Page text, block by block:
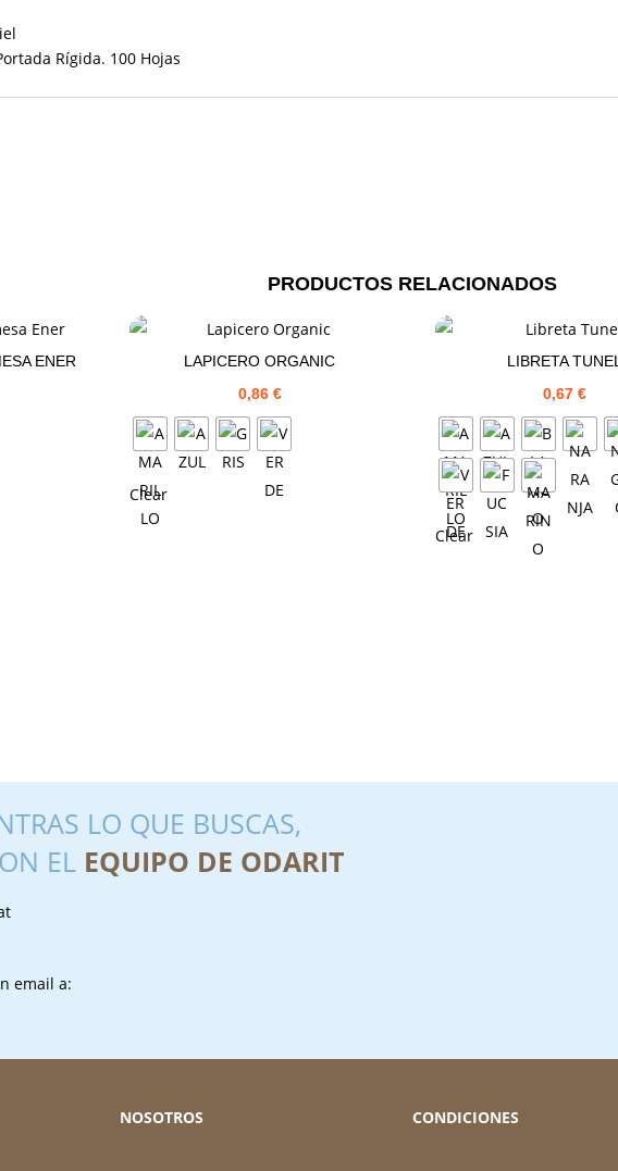
Rígida. 100 Hojas
PRODUCTOS RELACIONADOS
ENER
LAPICERO ORGANIC
0,86 €
Clear
LIBRETA TUNEL
0,67€
Clear
LO QUE BUSCAS,
EL EQUIPO DE ODARIT
email a:
NOSOTROS CONDICIONES